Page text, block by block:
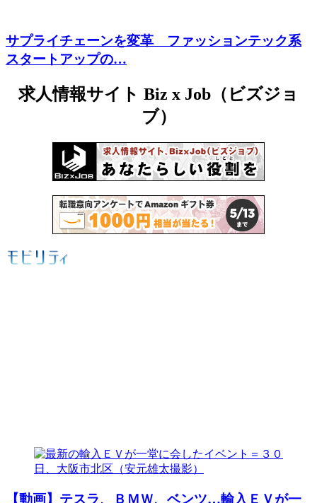
サプライチェーンを変革 ファッションテック系
スタートアップの…
求人情報サイト Biz x Job（ビズジョ
ブ）
【動画】テスラ、ＢＭＷ、ベンツ…輸入ＥＶが一